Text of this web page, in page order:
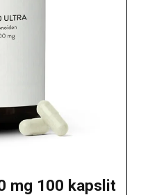
mg 100 kapslit